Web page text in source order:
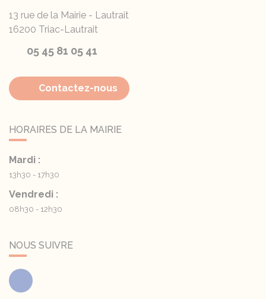
13 rue de la Mairie - Lautrait
16200 Triac-Lautrait
05 45 81 05 41
Contactez-nous
HORAIRES DE LA MAIRIE
Mardi :
13h30 - 17h30
Vendredi :
08h30 - 12h30
NOUS SUIVRE
Facebook